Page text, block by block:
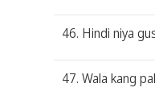
46. Hindi niya
47. Wala kang